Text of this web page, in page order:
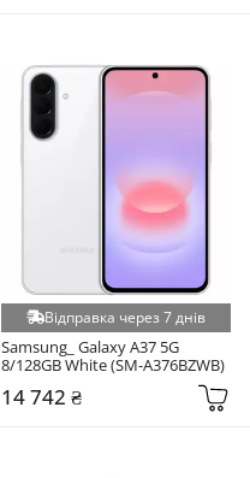
Відправка через 7 днів
Samsung_ Galaxy A37 5G
8/128GB White (SM-A376BZWB)
14 742 ₴